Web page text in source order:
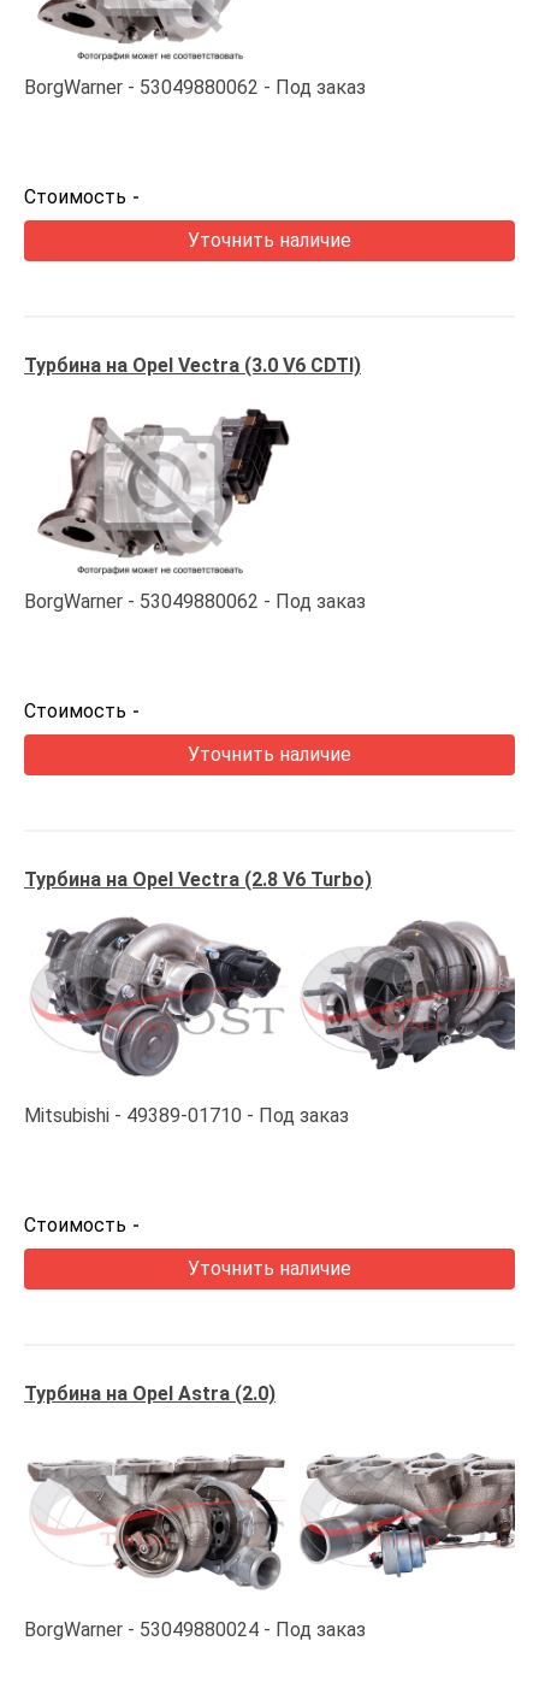
BorgWarner 53049880062 Под заказ
Стоимость -
Уточнить наличие
Турбина на Opel Vectra (3.0 V6 CDTI)
BorgWarner 53049880062 Под заказ
Стоимость -
Уточнить наличие
Турбина на Opel Vectra (2.8 V6 Turbo)
Mitsubishi 49389-01710 Под заказ
Стоимость -
Уточнить наличие
Турбина на Opel Astra (2.0)
BorgWarner 53049880024 Под заказ